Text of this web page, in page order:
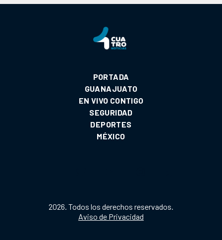
PORTADA
GUANAJUATO
EN VIVO CONTIGO
SEGURIDAD
DEPORTES
MÉXICO
2026. Todos los derechos reservados.
Aviso de Privacidad